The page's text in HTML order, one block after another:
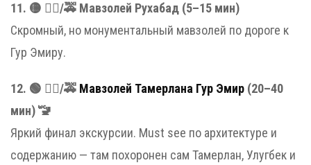
11. 🟡 🚶‍♂️/🚕 Мавзолей Рухабад (5–15 мин)
Скромный, но монументальный мавзолей по дороге к
Гур Эмиру.
12. 🟢 🚶‍♂️/🚕 Мавзолей Тамерлана Гур Эмир (20–40
мин) 🚾
Яркий финал экскурсии. Must see по архитектуре и
содержанию — там похоронен сам Тамерлан, Улугбек и